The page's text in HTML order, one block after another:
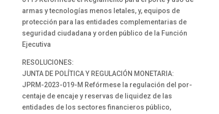
armas y tecnologías menos letales, y, equipos de
protección para las entidades complementarias de
seguridad ciudadana y orden público de la Función
Ejecutiva
RESOLUCIONES:
JUNTA DE POLÍTICA Y REGULACIÓN MONETARIA:
JPRM-2023-019-M Refórmese la regulación del por-
centaje de encaje y reservas de liquidez de las
entidades de los sectores financieros público,